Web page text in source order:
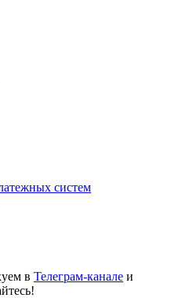
систем
в Телеграм-канале и